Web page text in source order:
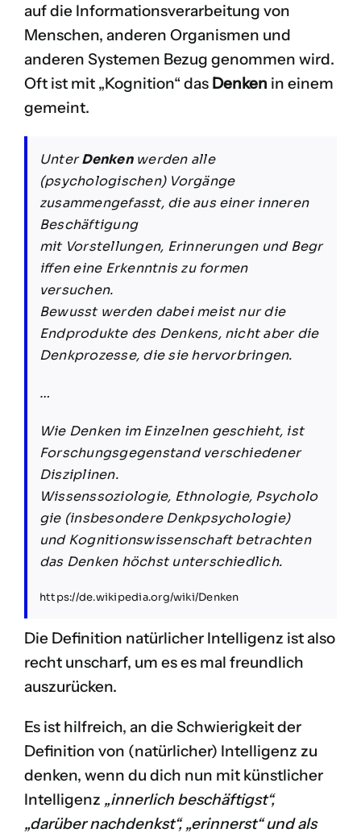
auf die Informationsverarbeitung von
Menschen, anderen Organismen und
anderen Systemen Bezug genommen wird.
Oft ist mit „Kognition“ das Denken in einem
gemeint.
UnterDenkenwerden alle
(psychologischen) Vorgänge
zusammengefasst, die aus einer inneren
Beschäftigung
mit Vorstellungen, Erinnerungen und Begr
iffen eine Erkenntnis zu formen
versuchen.
Bewusst werden dabei meist nur die
Endprodukte des Denkens, nicht aber die
Denkprozesse, die sie hervorbringen.
…
Wie Denken im Einzelnen geschieht, ist
Forschungsgegenstand verschiedener
Disziplinen.
Wissenssoziologie, Ethnologie, Psycholo
gie (insbesondere Denkpsychologie)
und Kognitionswissenschaft betrachten
das Denken höchst unterschiedlich.
https://de.wikipedia.org/wiki/Denken
Die Definition natürlicher Intelligenz ist also
recht unscharf, um es es mal freundlich
auszurücken.
Es ist hilfreich, an die Schwierigkeit der
Definition von (natürlicher) Intelligenz zu
denken, wenn du dich nun mit künstlicher
Intelligenz „innerlich beschäftigst“,
„darüber nachdenkst“, „erinnerst“ und als